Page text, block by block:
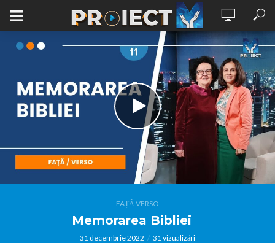
FAȚĂ VERSO
Memorarea Bibliei
31 decembrie 2022 31 vizualizări